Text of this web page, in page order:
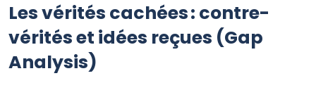
Les vérités cachées : contre-
vérités et idées reçues (Gap
Analysis)